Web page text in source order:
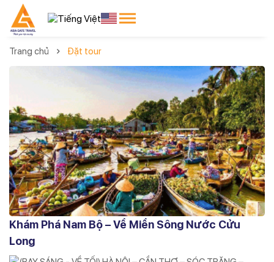
Trang chủ Đặt tour
Khám Phá Nam Bộ – Về Miền Sông Nước Cửu
Long